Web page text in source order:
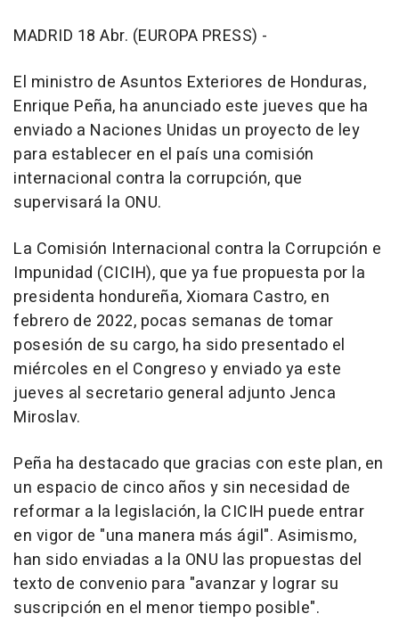
MADRID 18 Abr. (EUROPA PRESS) -
El ministro de Asuntos Exteriores de Honduras,
Enrique Peña, ha anunciado este jueves que ha
enviado a Naciones Unidas un proyecto de ley
para establecer en el país una comisión
internacional contra la corrupción, que
supervisará la ONU.
La Comisión Internacional contra la Corrupción e
Impunidad (CICIH), que ya fue propuesta por la
presidenta hondureña, Xiomara Castro, en
febrero de 2022, pocas semanas de tomar
posesión de su cargo, ha sido presentado el
miércoles en el Congreso y enviado ya este
jueves al secretario general adjunto Jenca
Miroslav.
Peña ha destacado que gracias con este plan, en
un espacio de cinco años y sin necesidad de
reformar a la legislación, la CICIH puede entrar
en vigor de "una manera más ágil". Asimismo,
han sido enviadas a la ONU las propuestas del
texto de convenio para "avanzar y lograr su
suscripción en el menor tiempo posible".